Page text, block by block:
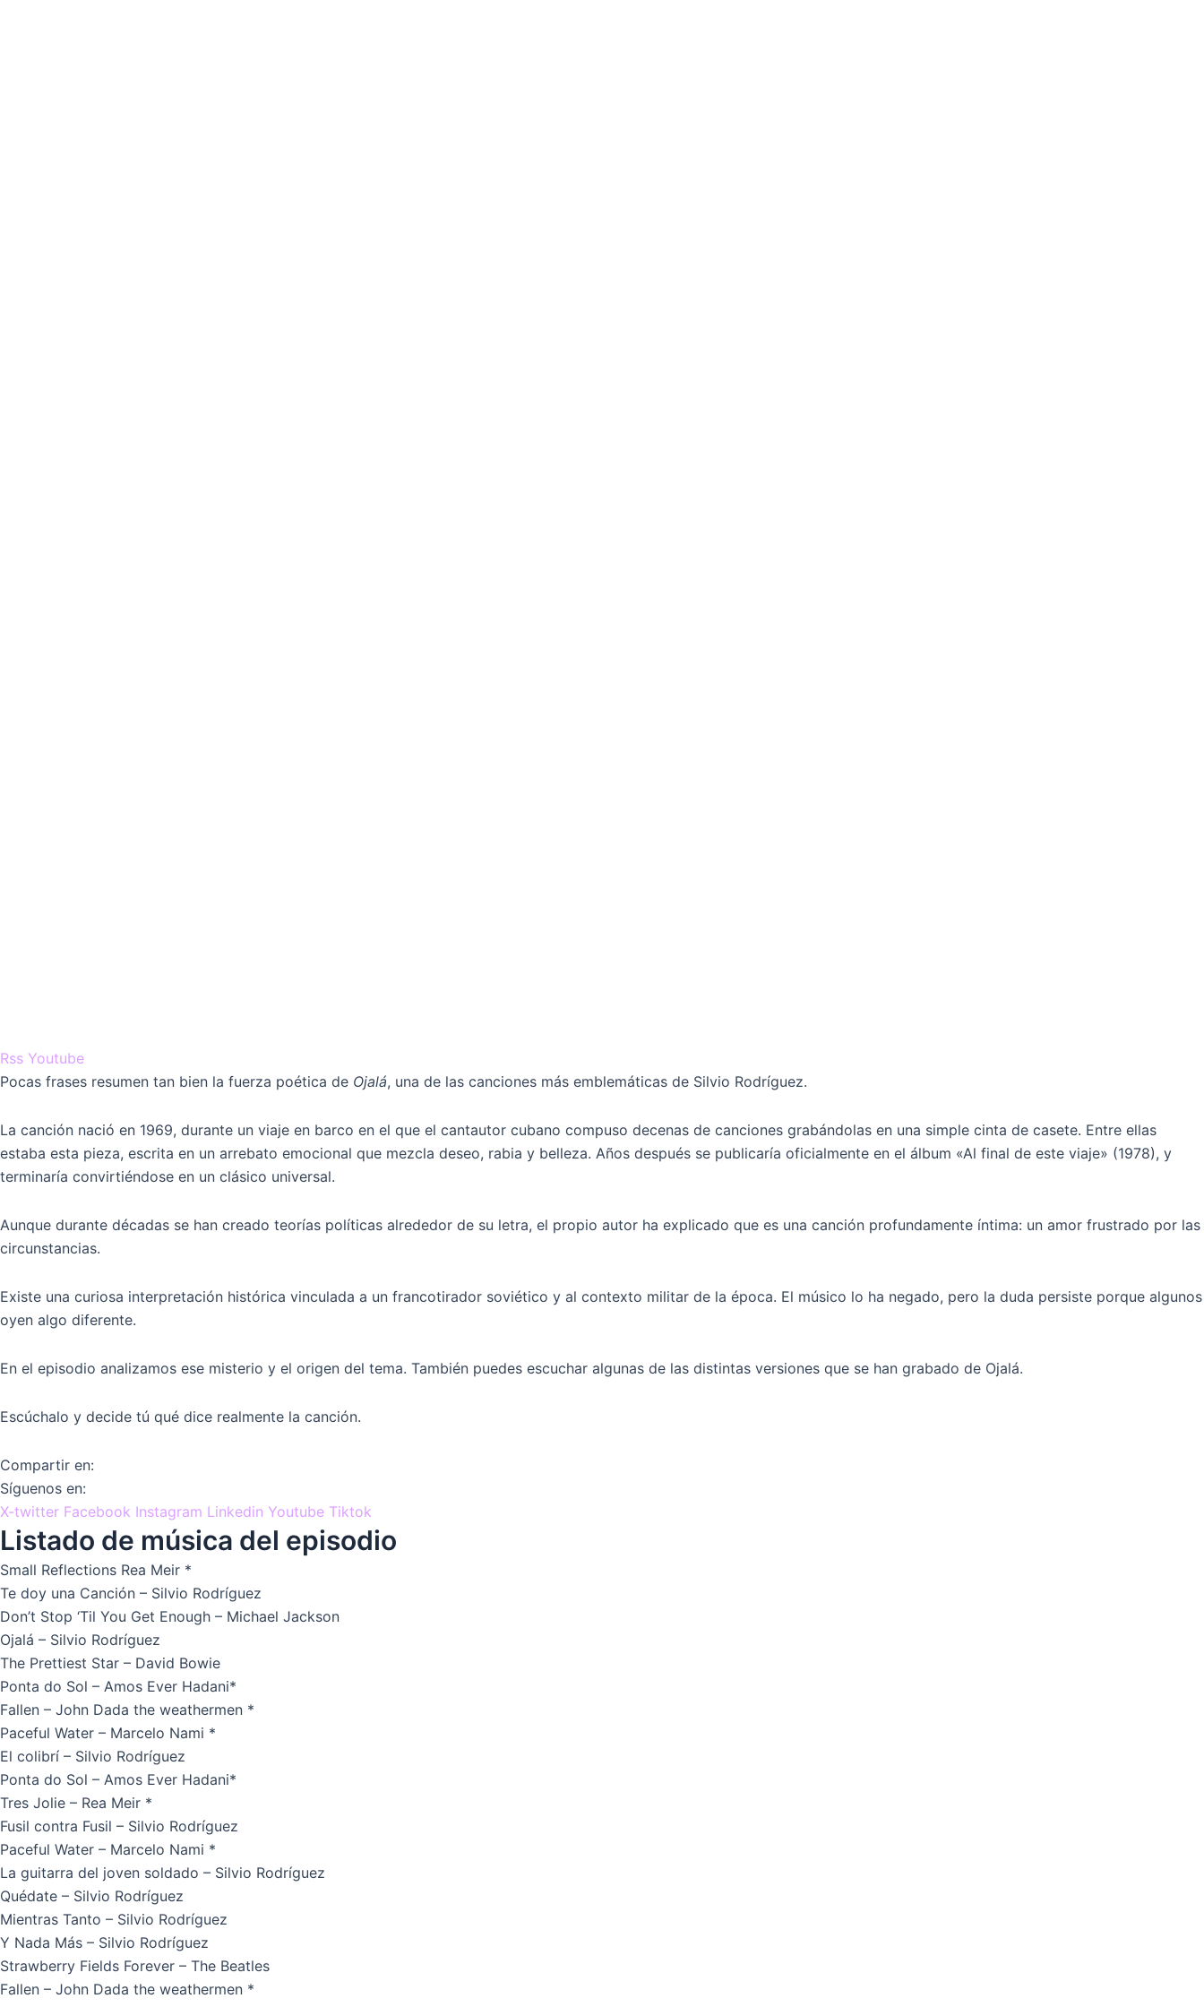
Rss Youtube
Pocas frases resumen tan bien la fuerza poética de Ojalá, una de las canciones más emblemáticas de Silvio Rodríguez.
La canción nació en 1969, durante un viaje en barco en el que el cantautor cubano compuso decenas de canciones grabándolas en una simple cinta de casete. Entre ellas
estaba esta pieza, escrita en un arrebato emocional que mezcla deseo, rabia y belleza. Años después se publicaría oficialmente en el álbum «Al final de este viaje» (1978), y
terminaría convirtiéndose en un clásico universal.
Aunque durante décadas se han creado teorías políticas alrededor de su letra, el propio autor ha explicado que es una canción profundamente íntima: un amor frustrado por las
circunstancias.
Existe una curiosa interpretación histórica vinculada a un francotirador soviético y al contexto militar de la época. El músico lo ha negado, pero la duda persiste porque algunos
oyen algo diferente.
En el episodio analizamos ese misterio y el origen del tema. También puedes escuchar algunas de las distintas versiones que se han grabado de Ojalá.
Escúchalo y decide tú qué dice realmente la canción.
Compartir en:
Síguenos en:
X-twitter Facebook Instagram Linkedin Youtube Tiktok
Listado de música del episodio
Small Reflections Rea Meir *
Te doy una Canción – Silvio Rodríguez
Don’t Stop ‘Til You Get Enough – Michael Jackson
Ojalá – Silvio Rodríguez
The Prettiest Star – David Bowie
Ponta do Sol – Amos Ever Hadani*
Fallen – John Dada the weathermen *
Paceful Water – Marcelo Nami *
El colibrí – Silvio Rodríguez
Ponta do Sol – Amos Ever Hadani*
Tres Jolie – Rea Meir *
Fusil contra Fusil – Silvio Rodríguez
Paceful Water – Marcelo Nami *
La guitarra del joven soldado – Silvio Rodríguez
Quédate – Silvio Rodríguez
Mientras Tanto – Silvio Rodríguez
Y Nada Más – Silvio Rodríguez
Strawberry Fields Forever – The Beatles
Fallen – John Dada the weathermen *